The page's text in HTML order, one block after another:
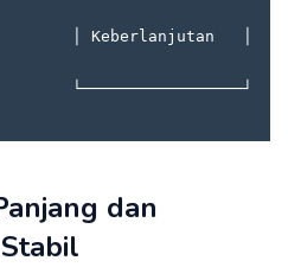
│ Keberlanjutan   │
└─────────────────┘
dan